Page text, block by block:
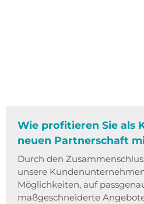
Wie profitieren Sie als
neuen Partnerschaft
Durch den
unsere
Möglichkeiten, auf
maßgeschneiderte